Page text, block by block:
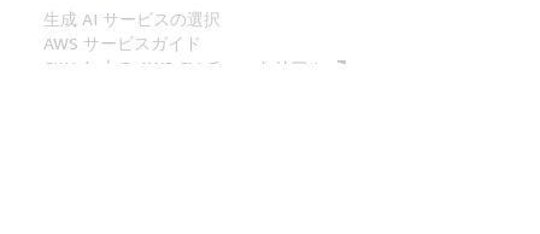
生成 AI サービスの選択
AWS サービスガイド
GitHub 上の AWS CLI チュートリアル